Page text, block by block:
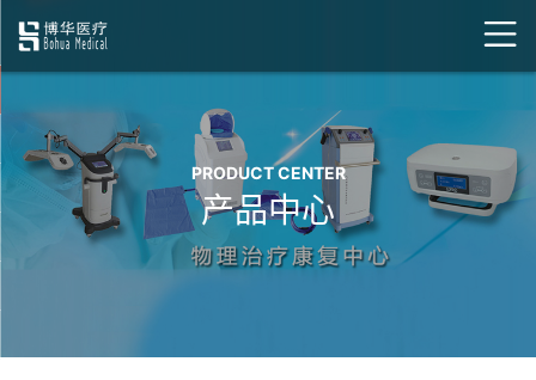
PRODUCT CENTER
产品中心